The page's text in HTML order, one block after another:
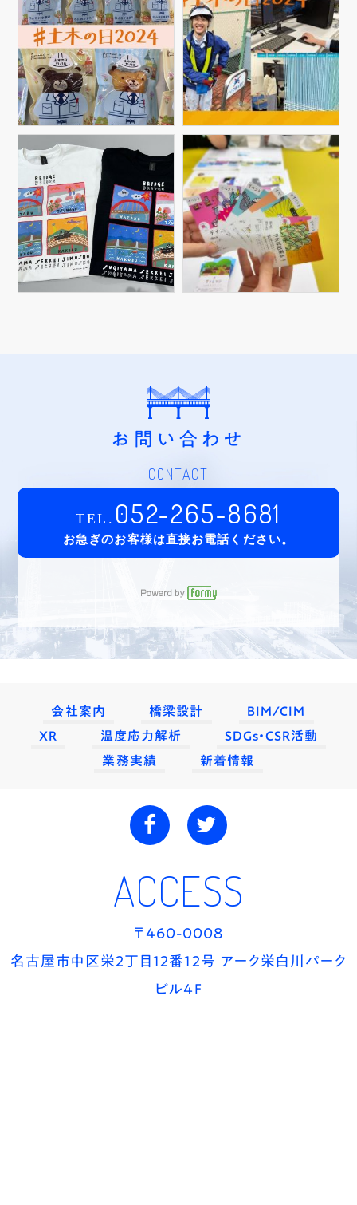
お問い合わせ
CONTACT
TEL. 052-265-8681
お急ぎのお客様は直接お電話ください。
会社案内 橋梁設計
BIM/CIM
XR
温度応力解析
SDGs・CSR活動
業務実績
新着情報
ACCESS
〒460-0008
名古屋市中区栄2丁目12番12号 アーク栄白川パーク
ビル4F